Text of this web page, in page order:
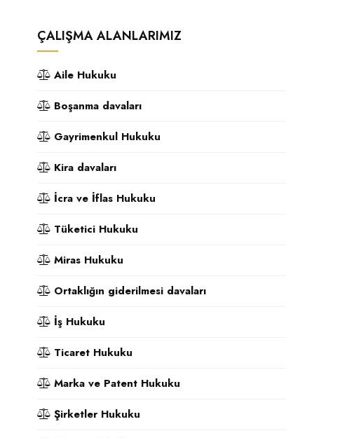
ÇALIŞMA ALANLARIMIZ
Aile Hukuku
Boşanma davaları
Gayrimenkul Hukuku
Kira davaları
İcra ve İflas Hukuku
Tüketici Hukuku
Miras Hukuku
Ortaklığın giderilmesi davaları
İş Hukuku
Ticaret Hukuku
Marka ve Patent Hukuku
Şirketler Hukuku